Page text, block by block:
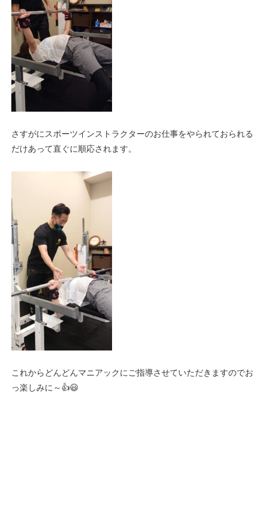
さすがにスポーツインストラクターのお仕事をやられておられる
だけあって直ぐに順応されます。
これからどんどんマニアックにご指導させていただきますのでお
っ楽しみに～👍😃